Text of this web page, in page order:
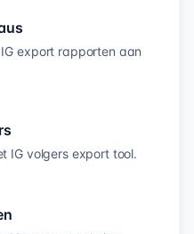
export rapporten aan
IG volgers export tool.